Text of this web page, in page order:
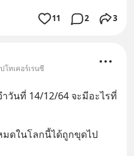
11 2 3
โทเคอร์เรนซี
วันที่ 14/12/64 จะมีอะไรที่
มดในโลกนี้ได้ถูกขุดไป